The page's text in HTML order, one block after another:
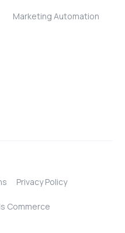
Marketing Automation
Commerce
Privacy Policy